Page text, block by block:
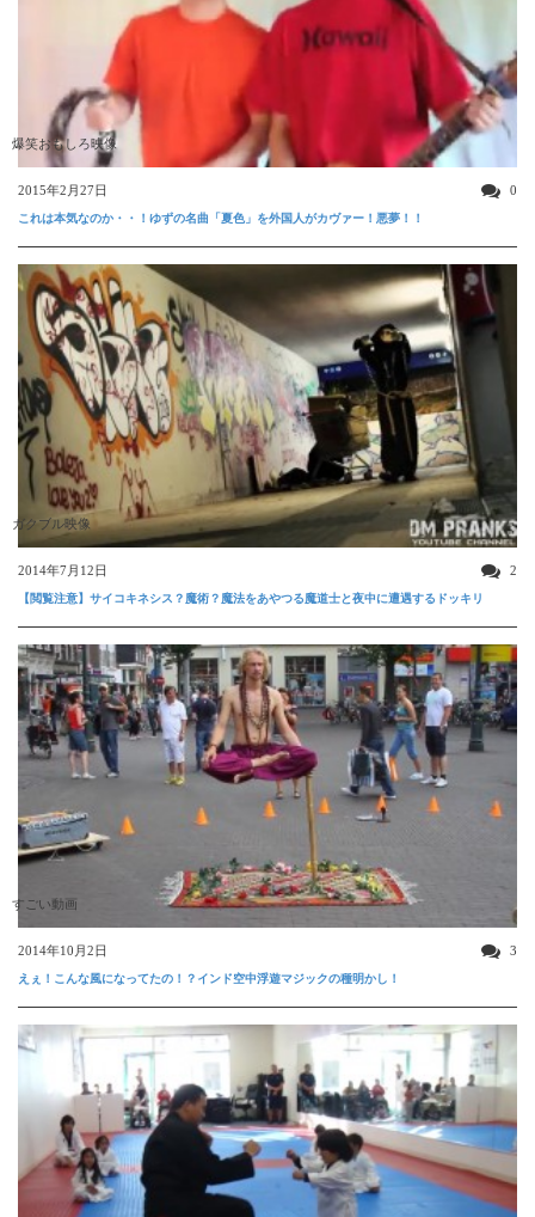
爆笑おもしろ映像
2015年2月27日 0
これは本気なのか・・！ゆずの名曲「夏色」を外国人がカヴァー！悪夢！！
ガクブル映像
2014年7月12日 2
【閲覧注意】サイコキネシス？魔術？魔法をあやつる魔道士と夜中に遭遇するドッキリ
すごい動画
2014年10月2日 3
えぇ！こんな風になってたの！？インド空中浮遊マジックの種明かし！